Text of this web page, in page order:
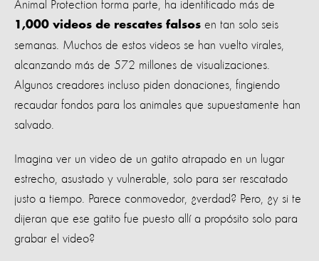
Animal Protection forma parte, ha identificado más de
1,000 videos de rescates falsos en tan solo seis
semanas. Muchos de estos videos se han vuelto virales,
alcanzando más de 572 millones de visualizaciones.
Algunos creadores incluso piden donaciones, fingiendo
recaudar fondos para los animales que supuestamente han
salvado.
Imagina ver un video de un gatito atrapado en un lugar
estrecho, asustado y vulnerable, solo para ser rescatado
justo a tiempo. Parece conmovedor, ¿verdad? Pero, ¿y si te
dijeran que ese gatito fue puesto allí a propósito solo para
grabar el video?